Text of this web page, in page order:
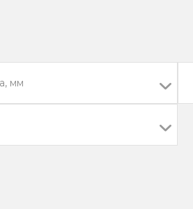
мм